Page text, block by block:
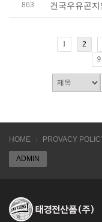
863 건국우유곤지
1 2
9
HOME PROVACY
ADMIN